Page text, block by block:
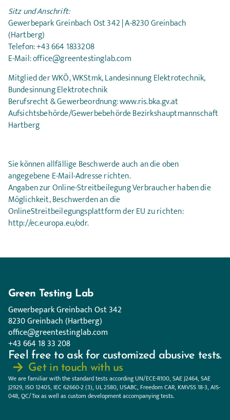
Sitz und Anschrift:
Gewerbepark Greinbach Ost 342 | A-8230 Greinbach
(Hartberg)
Telefon: +43 664 1833208
E-Mail: office@greentestinglab.com
Mitglied der WKÖ, WKStmk, Landesinnung Elektrotechnik,
Bundesinnung Elektrotechnik
Berufsrecht & Gewerbeordnung: www.ris.bka.gv.at
Aufsichtsbehörde/Gewerbebehörde Bezirkshauptmannschaft
Hartberg
Sie können allfällige Beschwerde auch an die oben
angegebene E-Mail-Adresse richten.
Angaben zur Online-Streitbeilegung Verbraucher haben die
Möglichkeit, Beschwerden an die
OnlineStreitbeilegungsplattform der EU zu richten:
http://ec.europa.eu/odr.
Green Testing Lab
Gewerbepark Greinbach Ost 342
8230 Greinbach (Hartberg)
office@greentestinglab.com
+43 664 18 33 208
We are familiar with the standard tests accordingUN/ECE-R100, SAE J2464, SAE
J2929, ISO 12405, IEC 62660-2 (3), UL 2580,USABC, Freedom CAR, KMVSS 18-3, AIS-
048, QC/Txx as well as custom development accompanying tests.
Feel free to ask for customized abusive tests.
Get in touch with us